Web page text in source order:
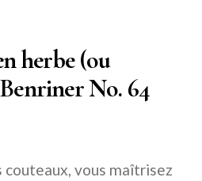
herbe (ou
No. 64
couteaux, vous maîtrisez